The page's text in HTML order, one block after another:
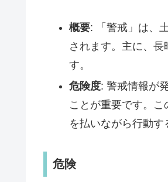
概要: 「警戒」は、
されます。主に、
す。
危険度: 警戒情報が
ことが重要です。
を払いながら行動す
危険